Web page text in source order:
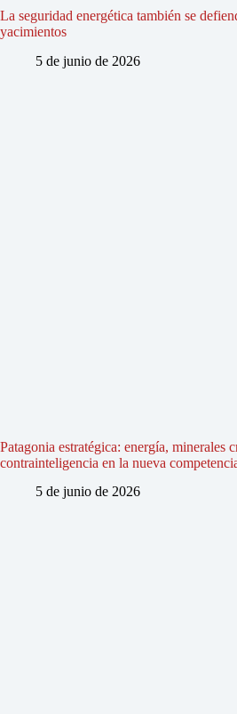
La seguridad energética también se
yacimientos
5 de junio de 2026
Patagonia estratégica: energía, minerales
contrainteligencia en la nueva
5 de junio de 2026